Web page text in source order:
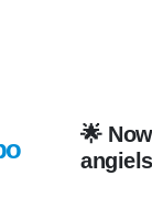
🌟